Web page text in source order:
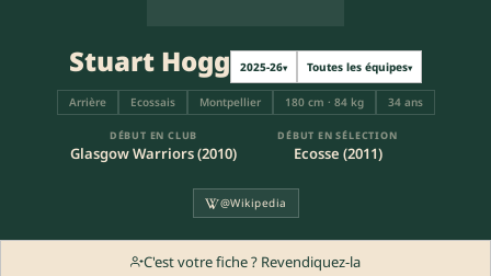
Stuart Hogg 2025-26▾ Toutes les équipes▾
Arrière Ecossais Montpellier 180 cm · 84 kg 34 ans
DÉBUT EN CLUB
Glasgow Warriors (2010)
DÉBUT EN SÉLECTION
Ecosse (2011)
@Wikipedia
C'est votre fiche ? Revendiquez-la